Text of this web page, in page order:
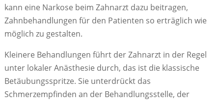
kann eine Narkose beim Zahnarzt dazu beitragen,
Zahnbehandlungen für den Patienten so erträglich wie
möglich zu gestalten.
Kleinere Behandlungen führt der Zahnarzt in der Regel
unter lokaler Anästhesie durch, das ist die klassische
Betäubungsspritze. Sie unterdrückt das
Schmerzempfinden an der Behandlungsstelle, der